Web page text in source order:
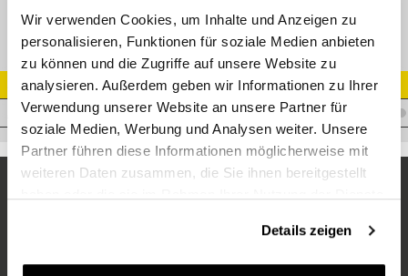
Wir verwenden Cookies, um Inhalte und Anzeigen zu
personalisieren, Funktionen für soziale Medien anbieten
zu können und die Zugriffe auf unsere Website zu
analysieren. Außerdem geben wir Informationen zu Ihrer
Verwendung unserer Website an unsere Partner für
soziale Medien, Werbung und Analysen weiter. Unsere
Partner führen diese Informationen möglicherweise mit
weiteren Daten zusammen, die Sie ihnen bereitgestellt
Details zeigen
Artikel Nr.
A.WM04BM06